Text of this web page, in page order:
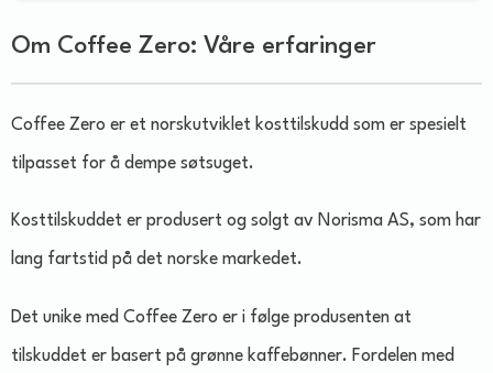
Om Coffee Zero: Våre erfaringer
Coffee Zero er et norskutviklet kosttilskudd som er spesielt
tilpasset for å dempe søtsuget.
Kosttilskuddet er produsert og solgt av Norisma AS, som har
lang fartstid på det norske markedet.
Det unike med Coffee Zero er i følge produsenten at
tilskuddet er basert på grønne kaffebønner. Fordelen med